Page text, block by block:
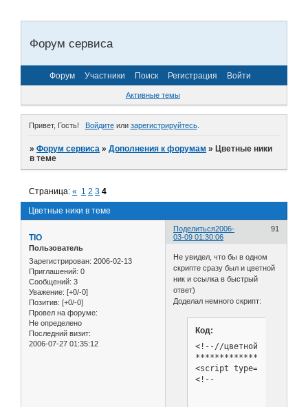
Форум сервиса
Форум Участники Поиск Регистрация Войти
Активные темы
Привет, Гость! Войдитеили зарегистрируйтесь.
»Форум сервиса »Дополнения к форумам »Цветные ники
в теме
Цветные ники в теме
Страница:« 1 2 3 4
Поделиться 91
2006-
03-09 01:30:06
TIO
Пользователь
Зарегистрирован: 2006-02-13
Приглашений: 0
Сообщений: 3
Уважение: [+0/-0]
Позитив: [+0/-0]
Провел на форуме:
Не определено
Последний визит:
2006-07-27 01:35:12
Не увидел, что бы в одном
скрипте сразу был и цветной
ник и ссылка в быстрый
ответ)
Доделал немного скрипт:
Код:
<!--//цветной ник
<script type="text/
<!--